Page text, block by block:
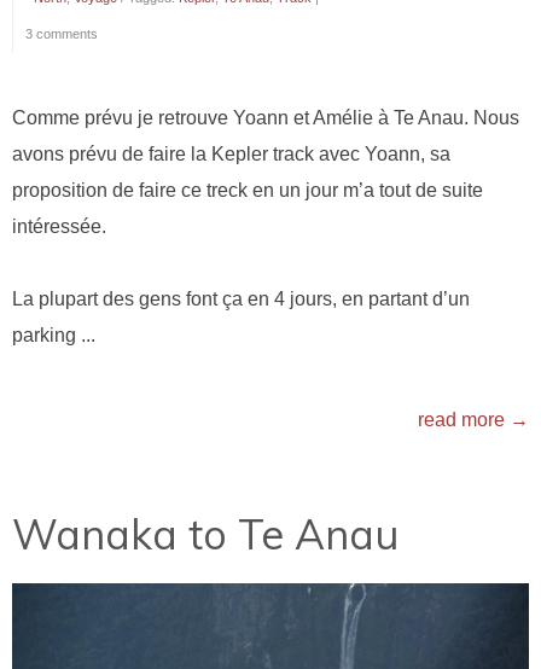
3 comments
Comme prévu je retrouve Yoann et Amélie à Te Anau. Nous
avons prévu de faire la Kepler track avec Yoann, sa
proposition de faire ce treck en un jour m’a tout de suite
intéressée.
La plupart des gens font ça en 4 jours, en partant d’un
parking ...
read more →
Wanaka to Te Anau